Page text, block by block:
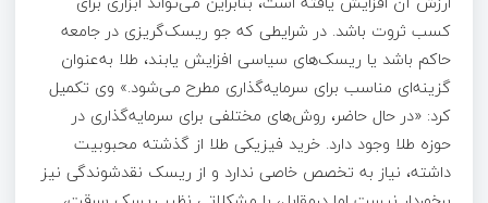
کسب ثروت باشد. در شرایطی که جو ریسک‌گریزی در جامعه
حاکم باشد یا ریسک‌های سیاسی افزایش یابند، طلا به‌عنوان
گزینه‌ای مناسب برای سرمایه‌گذاری مطرح می‌شود.» وی تکمیل
کرد: «در حال حاضر، روش‌های مختلفی برای سرمایه‌گذاری در
حوزه طلا وجود دارد. خرید فیزیکی طلا از گذشته محبوبیت
داشته، نیاز به تخصص خاصی ندارد و از ریسک نقدشوندگی نیز